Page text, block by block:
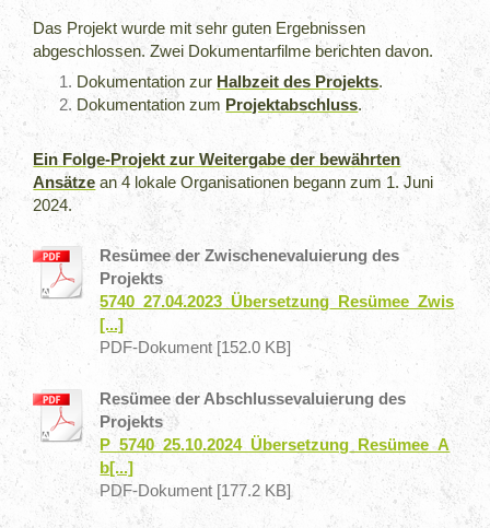
Das Projekt wurde mit sehr guten Ergebnissen
abgeschlossen. Zwei Dokumentarfilme berichten davon.
Dokumentation zur Halbzeit des Projekts.
Dokumentation zum Projektabschluss.
Ein Folge-Projekt zur Weitergabe der bewährten
Ansätze an 4 lokale Organisationen begann zum 1. Juni
2024.
Resümee der Zwischenevaluierung des
Projekts
5740_27.04.2023_Übersetzung_Resümee_Zwis
[...]
PDF-Dokument [152.0 KB]
Resümee der Abschlussevaluierung des
Projekts
P_5740_25.10.2024_Übersetzung_Resümee_A
b[...]
PDF-Dokument [177.2 KB]